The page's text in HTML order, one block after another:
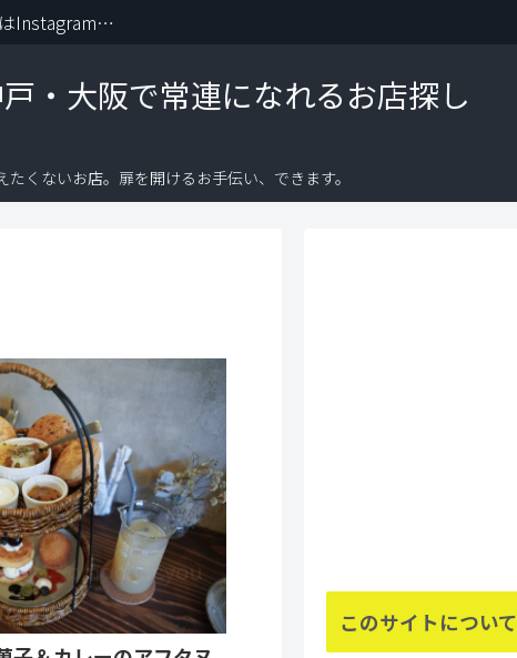
・大阪で常連になれるお店探し
くないお店。扉を開けるお手伝い、できます。
更新情報はInstagramから
このサイトについて